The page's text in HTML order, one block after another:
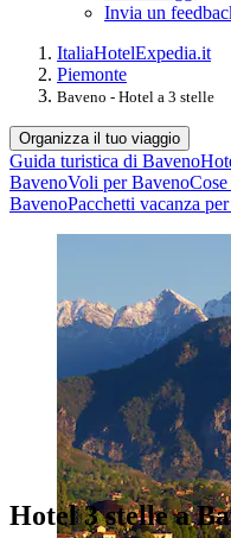
Invia un
ItaliaHotelExpedia.it
Piemonte
Baveno - Hotel a 3 stelle
Organizza il tuo viaggio
Guida turistica di Baveno
BavenoVoli per Baveno
BavenoPacchetti vacanza
Hotel 3 stelle a